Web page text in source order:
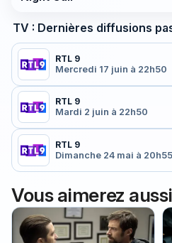
TV : Dernières diffusions
RTL 9
Mercredi 17 juin à 22h50
RTL 9
Mardi 2 juin à 22h50
RTL 9
Dimanche 24 mai à 20h55
Vous aimerez aussi